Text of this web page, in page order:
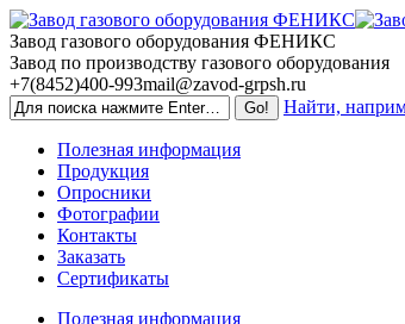
Skip
to
content
Завод газового оборудования ФЕНИКС
Завод по производству газового оборудования
+7(8452)400-993mail@zavod-grpsh.ru
Найти,
Полезная информация
Продукция
Опросники
Фотографии
Контакты
Заказать
Сертификаты
Полезная информация